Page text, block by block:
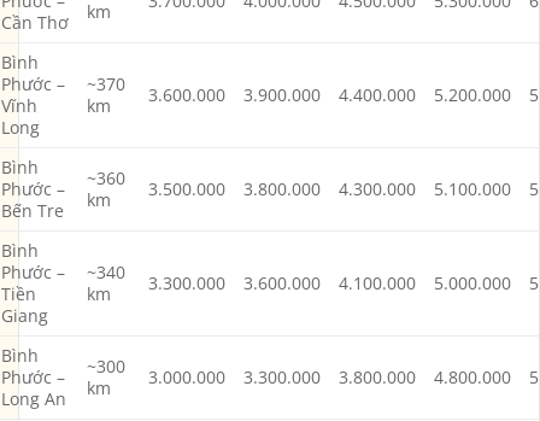
Cần Thơ
km
Bình
Phước –
Vĩnh
Long
~370
km
3.600.000 3.900.000 4.400.000 5.200.000
Bình
Phước –
Bến Tre
~360
km
3.500.000 3.800.000 4.300.000 5.100.000
Bình
Phước –
Tiền
Giang
~340
km
3.300.000 3.600.000 4.100.000 5.000.000
Bình
Phước –
Long An
~300
km
3.000.000 3.300.000 3.800.000 4.800.000